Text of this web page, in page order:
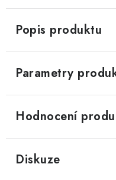
Popis produktu
Parametry
Hodnocení
Diskuze